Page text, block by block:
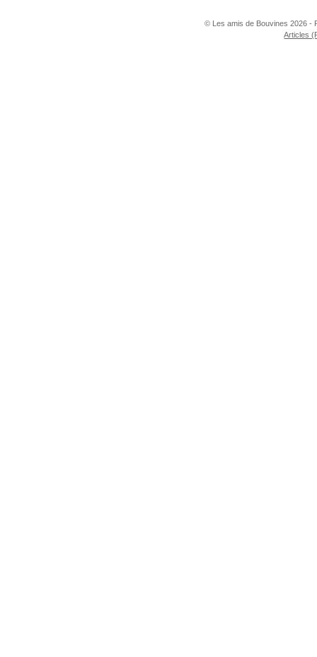
© Les amis de Bouvines 2026 -
Articles